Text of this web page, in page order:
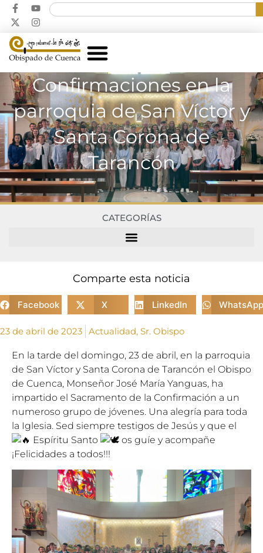
Confirmaciones en la
parroquia de San Víctor y
Santa Corona de
Tarancón
CATEGORÍAS
Comparte esta noticia
Facebook X LinkedIn WhatsApp
23 de abril de 2023 Actualidad, Sr. Obispo
En la tarde del domingo, 23 de abril, en la parroquia
de San Víctor y Santa Corona de Tarancón el Obispo
de Cuenca, Monseñor José María Yanguas, ha
impartido el Sacramento de la Confirmación a un
numeroso grupo de jóvenes. Una alegría para toda
la Iglesia. Sed siempre testigos de Jesús y que el
Espíritu Santo
os guíe y acompañe
¡Felicidades a todos!!!